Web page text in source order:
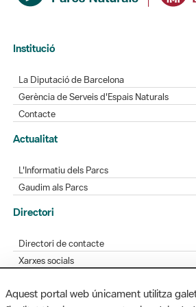
Institució
La Diputació de Barcelona
Gerència de Serveis d'Espais Naturals
Contacte
Actualitat
L'Informatiu dels Parcs
Gaudim als Parcs
Directori
Directori de contacte
Xarxes socials
Bústia de suggeriments
Aquest portal web únicament utilitza